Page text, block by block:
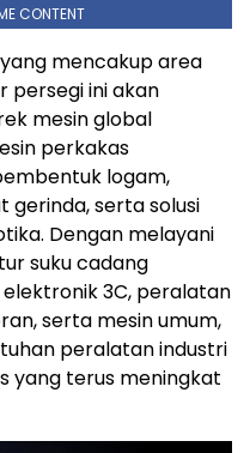
CONTENT
mencakup area
persegi ini akan
mesin global
perkakas
logam,
gerinda, serta solusi
Dengan melayani
suku cadang
3C, peralatan
serta mesin umum,
peralatan industri
yang terus meningkat